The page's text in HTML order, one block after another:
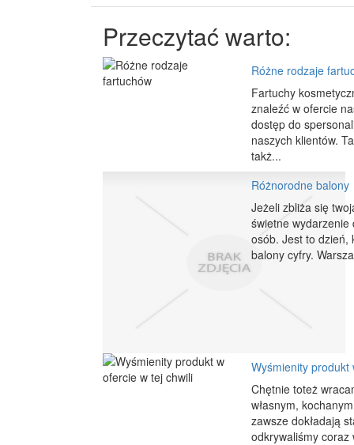
Przeczytać warto:
Różne rodzaje
Fartuchy
znaleźć w ofercie
dostęp do
naszych klientów.
takż...
Różnorodne balony
Jeżeli zbliża się
świetne
osób. Jest to dzień,
balony cyfry.
Wyśmienity produkt
Chętnie toteż
własnym,
zawsze dokładają
odkrywaliśmy